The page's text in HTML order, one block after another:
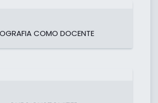
COMO DOCENTE